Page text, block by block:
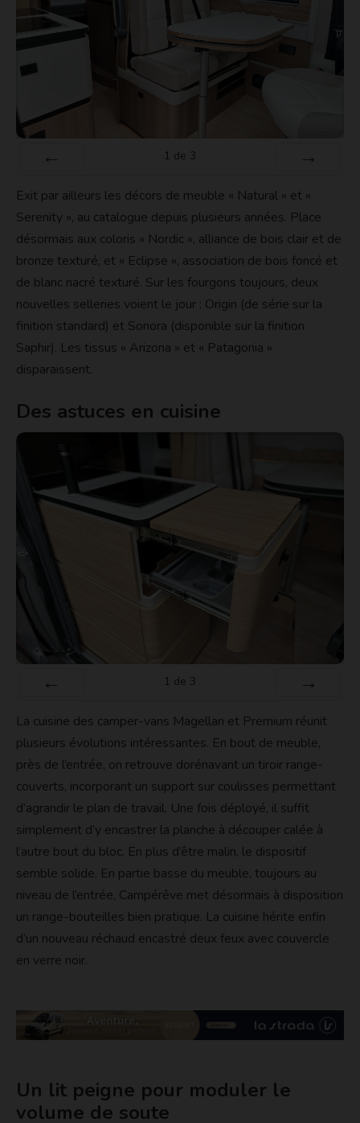
1 de 3
Exit par ailleurs les décors de meuble « Natural » et «
Serenity », au catalogue depuis plusieurs années. Place
désormais aux coloris « Nordic », alliance de bois clair et de
bronze texturé, et « Eclipse », association de bois foncé et
de blanc nacré texturé. Sur les fourgons toujours, deux
nouvelles selleries voient le jour : Origin (de série sur la
finition standard) et Sonora (disponible sur la finition
Saphir). Les tissus « Arizona » et « Patagonia »
disparaissent.
Des astuces en cuisine
1 de 3
La cuisine des camper-vans Magellan et Premium réunit
plusieurs évolutions intéressantes. En bout de meuble,
près de l’entrée, on retrouve dorénavant un tiroir range-
couverts, incorporant un support sur coulisses permettant
d’agrandir le plan de travail. Une fois déployé, il suffit
simplement d’y encastrer la planche à découper calée à
l’autre bout du bloc. En plus d’être malin, le dispositif
semble solide. En partie basse du meuble, toujours au
niveau de l’entrée, Campérêve met désormais à disposition
un range-bouteilles bien pratique. La cuisine hérite enfin
d’un nouveau réchaud encastré deux feux avec couvercle
en verre noir.
Un lit peigne pour moduler le
volume de soute